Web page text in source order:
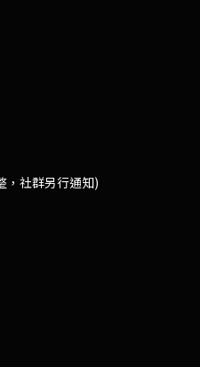
，社群另行通知)